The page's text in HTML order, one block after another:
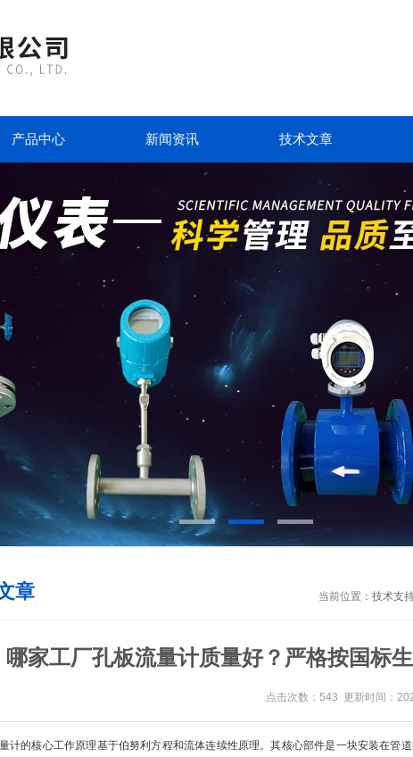
产品中心 新闻资讯 技术文章
当前位置： 技术支
章
哪家工厂孔板流量计质量好？严格按国标
点击次数：543 更新时间：
的核心工作原理基于伯努利方程和流体连续性原理。其核心部件是一块安装在管